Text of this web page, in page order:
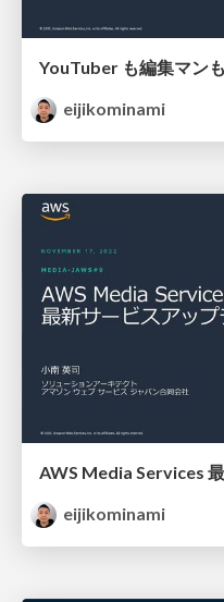
eijikominami
eijikominami